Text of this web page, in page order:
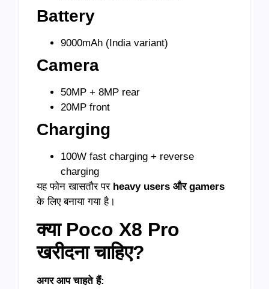
Battery
9000mAh (India variant)
Camera
50MP + 8MP rear
20MP front
Charging
100W fast charging + reverse
charging
यह फोन खासतौर पर heavy users और gamers
के लिए बनाया गया है।
क्या Poco X8 Pro
खरीदना चाहिए?
अगर आप चाहते हैं: